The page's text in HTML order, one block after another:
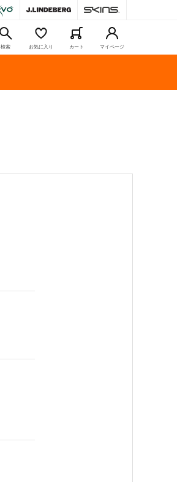
検索 お気に入り カート マイページ